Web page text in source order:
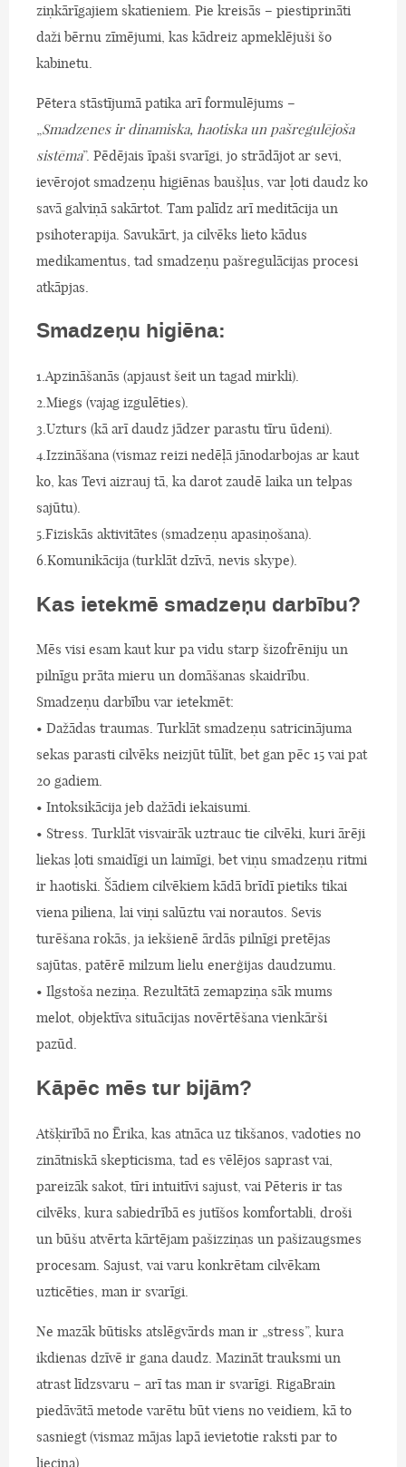
ziņkārīgajiem skatieniem. Pie kreisās – piestiprināti
daži bērnu zīmējumi, kas kādreiz apmeklējuši šo
kabinetu.
Pētera stāstījumā patika arī formulējums –
Smadzenes ir dinamiska, haotiska un pašregulējoša
sistēma”. Pēdējais īpaši svarīgi, jo strādājot ar sevi,
ievērojot smadzeņu higiēnas baušļus, var ļoti daudz ko
savā galviņā sakārtot. Tam palīdz arī meditācija un
psihoterapija. Savukārt, ja cilvēks lieto kādus
medikamentus, tad smadzeņu pašregulācijas procesi
atkāpjas.
Smadzeņu higiēna:
1.Apzināšanās (apjaust šeit un tagad mirkli).
2.Miegs (vajag izgulēties).
3.Uzturs (kā arī daudz jādzer parastu tīru ūdeni).
4.Izzināšana (vismaz reizi nedēļā jānodarbojas ar kaut
ko, kas Tevi aizrauj tā, ka darot zaudē laika un telpas
sajūtu).
5.Fiziskās aktivitātes (smadzeņu apasiņošana).
6.Komunikācija (turklāt dzīvā, nevis skype).
Kas ietekmē smadzeņu darbību?
Mēs visi esam kaut kur pa vidu starp šizofrēniju un
pilnīgu prāta mieru un domāšanas skaidrību.
Smadzeņu darbību var ietekmēt:
• Dažādas traumas. Turklāt smadzeņu satricinājuma
sekas parasti cilvēks neizjūt tūlīt, bet gan pēc 15 vai pat
20 gadiem.
• Intoksikācija jeb dažādi iekaisumi.
• Stress. Turklāt visvairāk uztrauc tie cilvēki, kuri ārēji
liekas ļoti smaidīgi un laimīgi, bet viņu smadzeņu ritmi
ir haotiski. Šādiem cilvēkiem kādā brīdī pietiks tikai
viena piliena, lai viņi salūztu vai norautos. Sevis
turēšana rokās, ja iekšienē ārdās pilnīgi pretējas
sajūtas, patērē milzum lielu enerģijas daudzumu.
• Ilgstoša neziņa. Rezultātā zemapziņa sāk mums
melot, objektīva situācijas novērtēšana vienkārši
pazūd.
Kāpēc mēs tur bijām?
Atšķirībā no Ērika, kas atnāca uz tikšanos, vadoties no
zinātniskā skepticisma, tad es vēlējos saprast vai,
pareizāk sakot, tīri intuitīvi sajust, vai Pēteris ir tas
cilvēks, kura sabiedrībā es jutīšos komfortabli, droši
un būšu atvērta kārtējam pašizziņas un pašizaugsmes
procesam. Sajust, vai varu konkrētam cilvēkam
uzticēties, man ir svarīgi.
Ne mazāk būtisks atslēgvārds man ir „stress”, kura
ikdienas dzīvē ir gana daudz. Mazināt trauksmi un
atrast līdzsvaru – arī tas man ir svarīgi. RigaBrain
piedāvātā metode varētu būt viens no veidiem, kā to
sasniegt (vismaz mājas lapā ievietotie raksti par to
liecina).